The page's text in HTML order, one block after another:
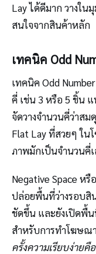
Lay ได้ดีมาก วางใน
สนใจจากสินค้าหลัก
เทคนิค Odd
เทคนิค Odd
คี่ เช่น 3 หรือ 5 ชิ้น
จัดวางจำนวนคี่ว่าส
Flat Lay ที่สวยๆ ใน
ภาพมักเป็นจำนวนคี่
Negative Space ห
ปล่อยพื้นที่ว่างรอบสิ
ชัดขึ้น และยังเปิดพื้
สำหรับการทำโฆษณ
ครั้งความเรียบง่าย